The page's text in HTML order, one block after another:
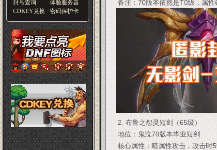
·封号查询
·体验服务器
·CDKEY兑换 ·密码保护卡
备注：70版本依然是T0级，属
2. 布鲁之怨灵短剑（65级）
地位：鬼泣70版本毕业短剑
核心属性：暗属性攻击，攻击时